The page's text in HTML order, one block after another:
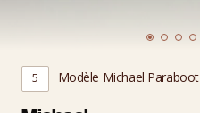
5 Modèle Michael Paraboot